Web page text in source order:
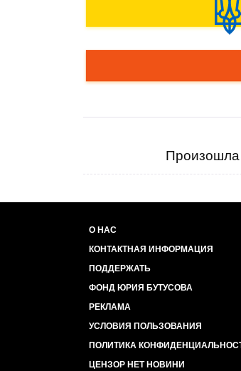
Произошла
О НАС
КОНТАКТНАЯ ИНФОРМАЦИЯ
ПОДДЕРЖАТЬ
ФОНД ЮРИЯ БУТУСОВА
РЕКЛАМА
УСЛОВИЯ ПОЛЬЗОВАНИЯ
ПОЛИТИКА
ЦЕНЗОР НЕТ НОВИНИ